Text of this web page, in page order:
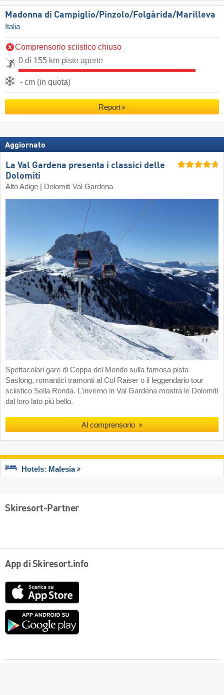
Madonna di Campiglio/​Pinzolo/​Folgàrida/​Marilleva
Italia
Comprensorio sciistico chiuso
0 di 155 km piste aperte
- cm (in quota)
Report
Aggiornato
La Val Gardena presenta i classici delle
Dolomiti
Alto Adige | Dolomiti Val Gardena
Spettacolari gare di Coppa del Mondo sulla famosa pista
Saslong, romantici tramonti al Col Raiser o il leggendario tour
sciistico Sella Ronda. L'inverno in Val Gardena mostra le Dolomiti
dal loro lato più bello.
Al comprensorio
Hotels: Malesia
Skiresort-Partner
App di Skiresort.info
Google